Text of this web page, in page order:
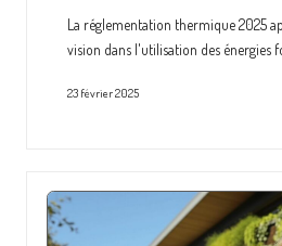
La réglementation thermique 2025
vision dans l'utilisation des énergies
23 février 2025